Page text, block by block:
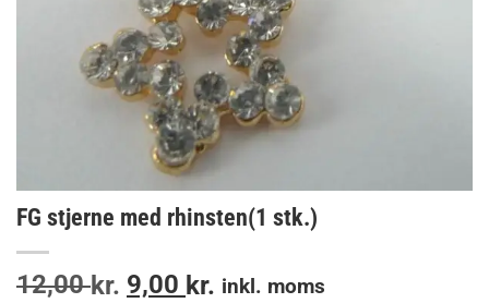
FG stjerne med rhinsten(1 stk.)
12,00kr. Den
9,00 kr. Den
inkl. moms